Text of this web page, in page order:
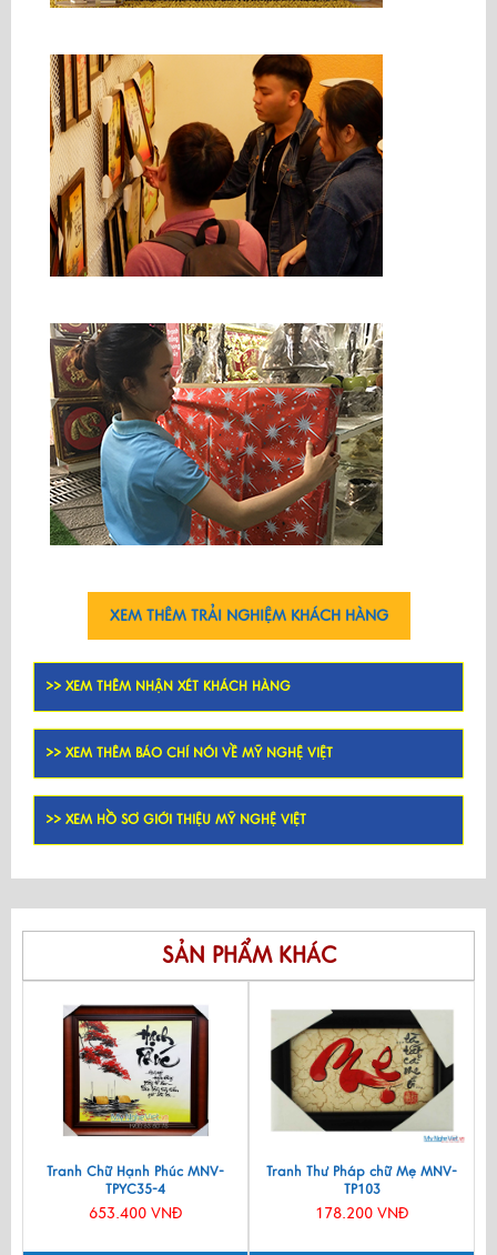
XEM THÊM TRẢI NGHIỆM KHÁCH HÀNG
>> XEM THÊM NHẬN XÉT KHÁCH HÀNG
>> XEM THÊM BÁO CHÍ NÓI VỀ MỸ NGHỆ VIỆT
>> XEM HỒ SƠ GIỚI THIỆU MỸ NGHỆ VIỆT
SẢN PHẨM KHÁC
Tranh Chữ Hạnh Phúc MNV-
TPYC35-4
653.400 VNĐ
Tranh Thư Pháp chữ Mẹ MNV-
TP103
178.200 VNĐ